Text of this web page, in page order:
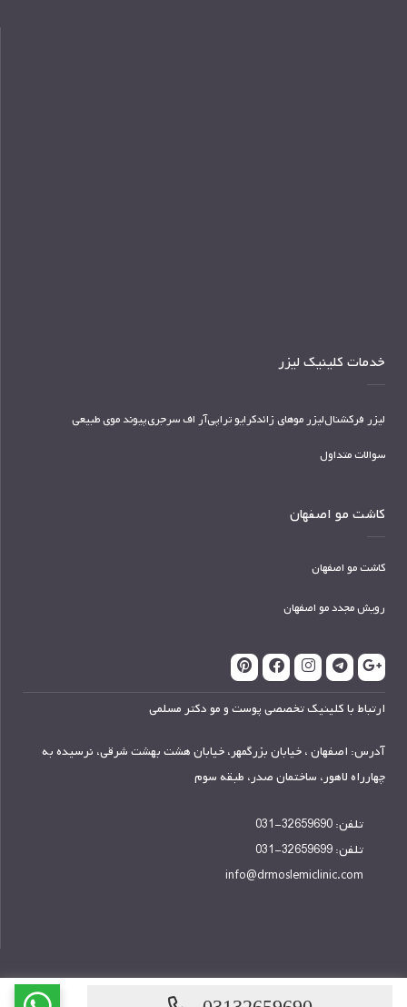
خدمات کلینیک لیزر
لیزر فرکشناللیزر موهای زائدکرایو تراپیآر اف سرجریپیوند موی طبیعی
سوالات متداول
کاشت مو اصفهان
کاشت مو اصفهان
رویش مجدد مو اصفهان
ارتباط با کلینیک تخصصی پوست و مو دکتر مسلمی
آدرس: اصفهان ، خیابان بزرگمهر، خیابان هشت بهشت شرقی، نرسیده به
چهارراه لاهور، ساختمان صدر، طبقه سوم
تلفن: 32659690-031
تلفن: 32659699-031
info@drmoslemiclinic.com